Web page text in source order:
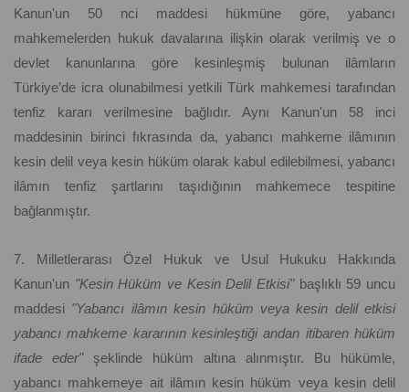
Kanun'un 50 nci maddesi hükmüne göre, yabancı
mahkemelerden hukuk davalarına ilişkin olarak verilmiş ve o
devlet kanunlarına göre kesinleşmiş bulunan ilâmların
Türkiye’de icra olunabilmesi yetkili Türk mahkemesi tarafından
tenfiz kararı verilmesine bağlıdır. Aynı Kanun'un 58 inci
maddesinin birinci fıkrasında da, yabancı mahkeme ilâmının
kesin delil veya kesin hüküm olarak kabul edilebilmesi, yabancı
ilâmın tenfiz şartlarını taşıdığının mahkemece tespitine
bağlanmıştır.
7. Milletlerarası Özel Hukuk ve Usul Hukuku Hakkında
Kanun'un "Kesin Hüküm ve Kesin Delil Etkisi"başlıklı 59 uncu
maddesi "Yabancı ilâmın kesin hüküm veya kesin delil etkisi
yabancı mahkeme kararının kesinleştiği andan itibaren hüküm
ifade eder"şeklinde hüküm altına alınmıştır. Bu hükümle,
yabancı mahkemeye ait ilâmın kesin hüküm veya kesin delil